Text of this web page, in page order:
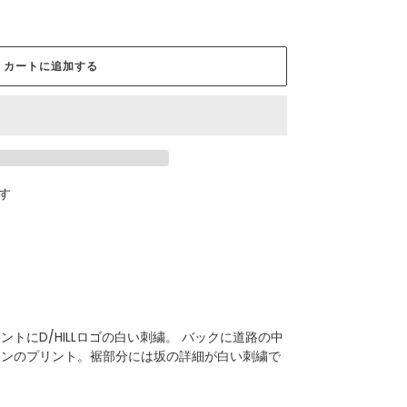
カートに追加する
トにD/HILLロゴの白い刺繍。 バックに道路の中
のプリント。裾部分には坂の詳細が白い刺繍で